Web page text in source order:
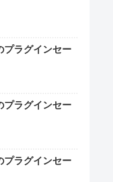
プラグインセー
プラグインセー
プラグインセー